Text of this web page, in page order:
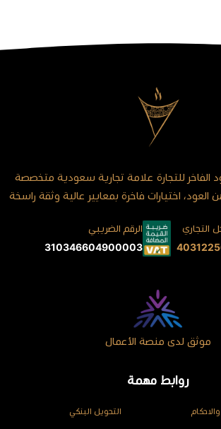
روابط مهمة
التحويل البنكي
للتجارة علامة تجارية سعودية متخصصة
اختيارات فاخرة بمعايير عالية وثقة راسخة
التجاري
الرقم الضريبي
310346604900003
موثق لدى منصة الأعمال